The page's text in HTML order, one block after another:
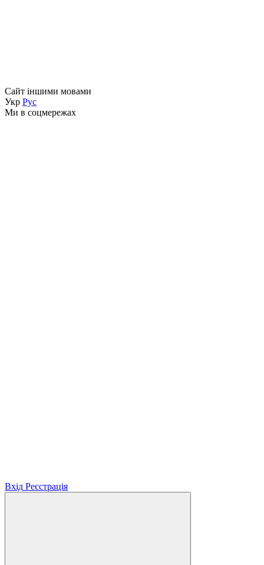
Сайт іншими мовами
Укр Рус
Ми в соцмережах
Вхід Реєстрація